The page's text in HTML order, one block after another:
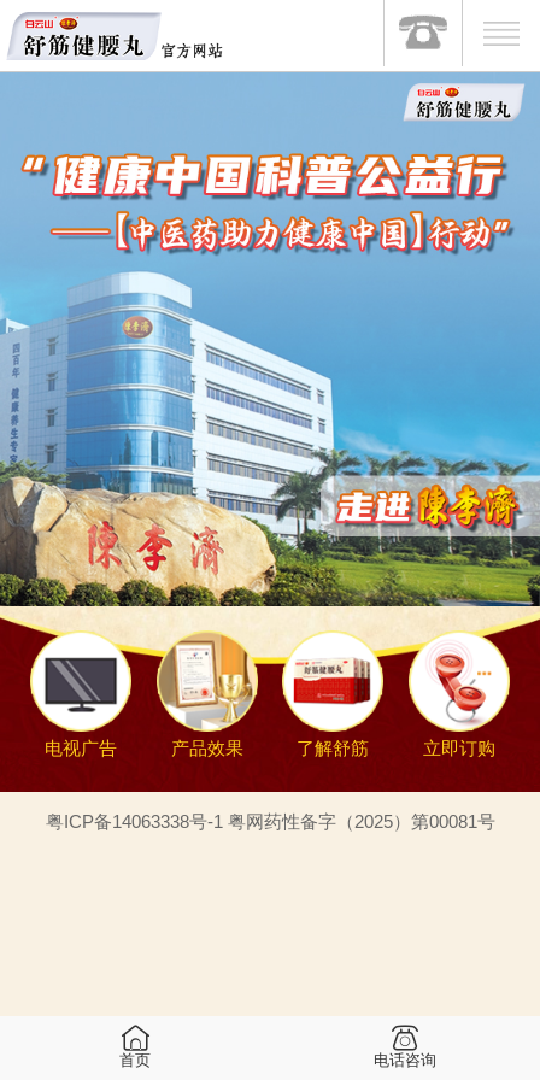
电视广告 产品效果 了解舒筋 立即订购
粤ICP备14063338号-1 粤网药性备字（2025）第00081号
首页 电话咨询